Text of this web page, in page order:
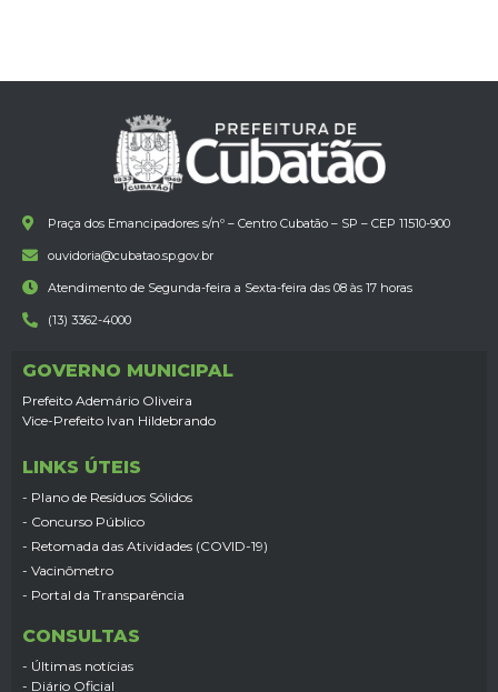
Praça dos Emancipadores s/nº – Centro Cubatão – SP – CEP 11510-900
ouvidoria@cubatao.sp.gov.br
Atendimento de Segunda-feira a Sexta-feira das 08 às 17 horas
(13) 3362-4000
GOVERNO MUNICIPAL
Prefeito Ademário Oliveira
Vice-Prefeito Ivan Hildebrando
LINKS ÚTEIS
- Plano de Resíduos Sólidos
- Concurso Público
- Retomada das Atividades (COVID-19)
- Vacinômetro
- Portal da Transparência
CONSULTAS
- Últimas notícias
- Diário Oficial